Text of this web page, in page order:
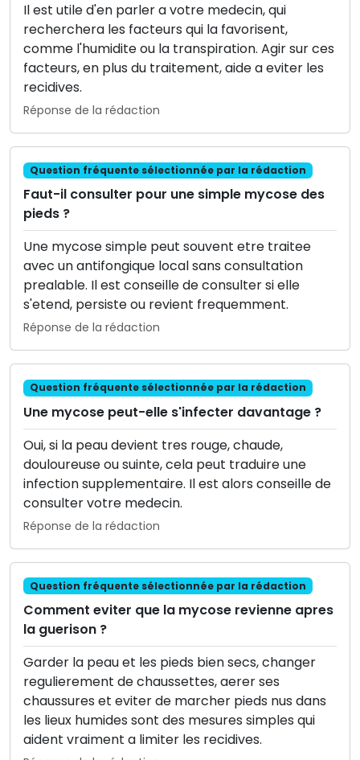
Il est utile d'en parler a votre medecin, qui
recherchera les facteurs qui la favorisent,
comme l'humidite ou la transpiration. Agir sur ces
facteurs, en plus du traitement, aide a eviter les
recidives.
Réponse de la rédaction
Question fréquente sélectionnée par la rédaction
Faut-il consulter pour une simple mycose des
pieds ?
Une mycose simple peut souvent etre traitee
avec un antifongique local sans consultation
prealable. Il est conseille de consulter si elle
s'etend, persiste ou revient frequemment.
Réponse de la rédaction
Question fréquente sélectionnée par la rédaction
Une mycose peut-elle s'infecter davantage ?
Oui, si la peau devient tres rouge, chaude,
douloureuse ou suinte, cela peut traduire une
infection supplementaire. Il est alors conseille de
consulter votre medecin.
Réponse de la rédaction
Question fréquente sélectionnée par la rédaction
Comment eviter que la mycose revienne apres
la guerison ?
Garder la peau et les pieds bien secs, changer
regulierement de chaussettes, aerer ses
chaussures et eviter de marcher pieds nus dans
les lieux humides sont des mesures simples qui
aident vraiment a limiter les recidives.